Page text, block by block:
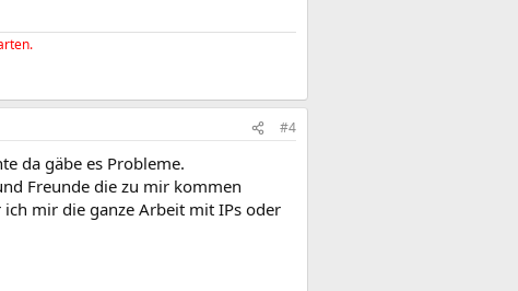
#4
da gäbe es Probleme.
Freunde die zu mir kommen
mir die ganze Arbeit mit IPs oder